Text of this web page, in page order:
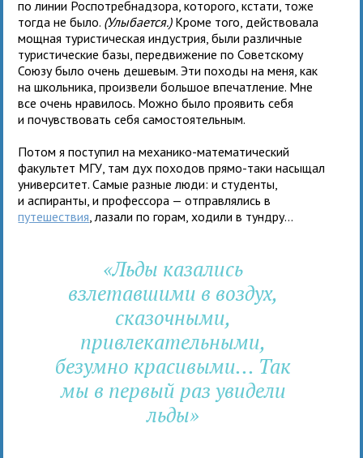
по линии Роспотребнадзора, которого, кстати, тоже
тогда не было. (Улыбается.)Кроме того, действовала
мощная туристическая индустрия, были различные
туристические базы, передвижение по Советскому
Союзу было очень дешевым. Эти походы на меня, как
на школьника, произвели большое впечатление. Мне
все очень нравилось. Можно было проявить себя
и почувствовать себя самостоятельным.
Потом я поступил на механико-математический
факультет МГУ, там дух походов прямо-таки насыщал
университет. Самые разные люди: и студенты,
и аспиранты, и профессора — отправлялись в
путешествия , лазали по горам, ходили в тундру...
«Льды казались
взлетавшими в воздух,
сказочными,
привлекательными,
безумно красивыми... Так
мы в первый раз увидели
льды»